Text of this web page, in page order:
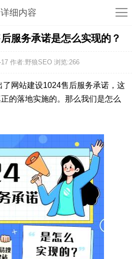
详细内容
服务承诺是怎么实现的？
作者:野狼SEO 浏览:266
网站建设1024售后服务承诺，这
的落地实施的。那么我们是怎么